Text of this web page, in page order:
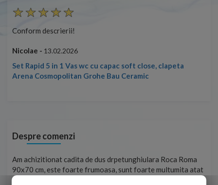
Conform descrierii!
Nicolae - 13.02.2026
Set Rapid 5 in 1 Vas wc cu capac soft close, clapeta
Arena Cosmopolitan Grohe Bau Ceramic
Despre comenzi
Am achizitionat cadita de dus drpetunghiulara Roca Roma
90x70 cm, este foarte frumoasa, sunt foarte multumita atat
de personalul firmei dvs. cu care am colaborat in obtinerea